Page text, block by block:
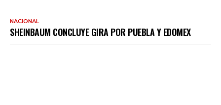
NACIONAL
SHEINBAUM CONCLUYE GIRA POR PUEBLA Y EDOMEX